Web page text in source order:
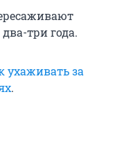
три года.
ухаживать за
.